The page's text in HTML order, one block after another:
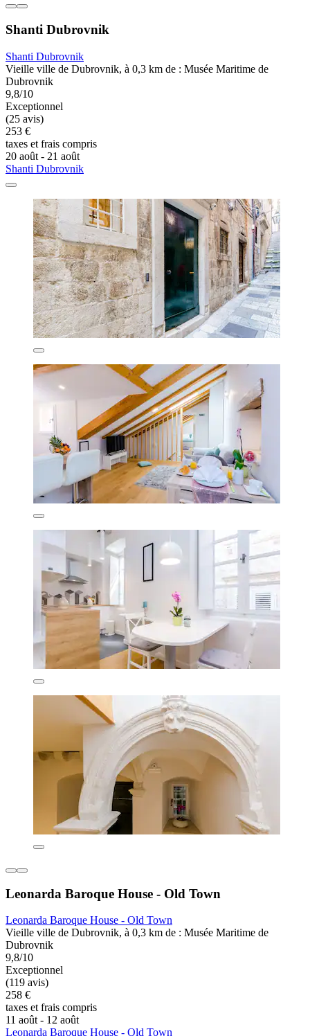
Shanti Dubrovnik
Shanti Dubrovnik
Vieille ville de Dubrovnik, à 0,3 km de : Musée Maritime de
Dubrovnik
9,8/10
Exceptionnel
(25 avis)
253 €
taxes et frais compris
20 août - 21 août
Shanti Dubrovnik
Leonarda Baroque House - Old Town
Leonarda Baroque House - Old Town
Vieille ville de Dubrovnik, à 0,3 km de : Musée Maritime de
Dubrovnik
9,8/10
Exceptionnel
(119 avis)
258 €
taxes et frais compris
11 août - 12 août
Leonarda Baroque House - Old Town